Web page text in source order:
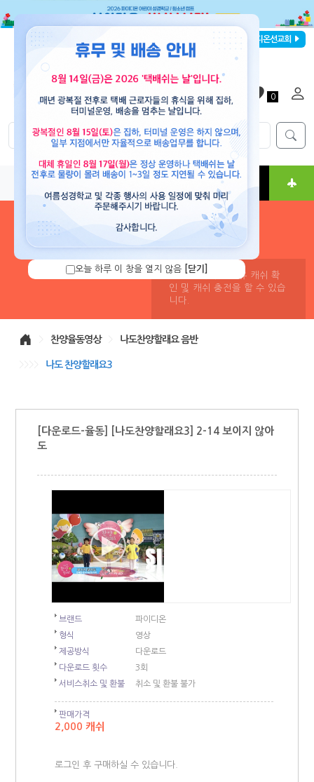
파이디온선교회
0 0
로그인 하시면 보유 캐쉬 확
인 및 캐쉬 충전을 할 수 있습
니다.
찬양율동영상 나도찬양할래요 음반
나도 찬양할래요3
[다운로드-율동] [나도찬양할래요3] 2-14 보이지 않아
도
브랜드
파이디온
형식
영상
제공방식
다운로드
다운로드 횟수
3회
서비스취소 및 환불
취소 및 환불 불가
판매가격
2,000 캐쉬
로그인 후 구매하실 수 있습니다.
오늘 하루 이 창을 열지 않음 [닫기]